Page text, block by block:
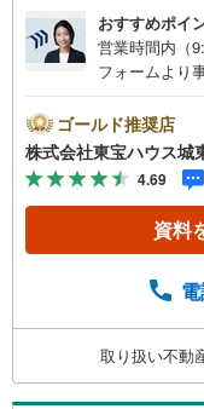
おすすめポイ
営業時間内（
フォームより
カレンダーの
として暮らし
産キャンペー
ボーナスライ
ャンペーン
予約をする
スライトは出
時受け付けて
（諸費用もOK
ゴールド推奨店
株式会社東宝ハウス城
4.69
資料
取り扱い不動